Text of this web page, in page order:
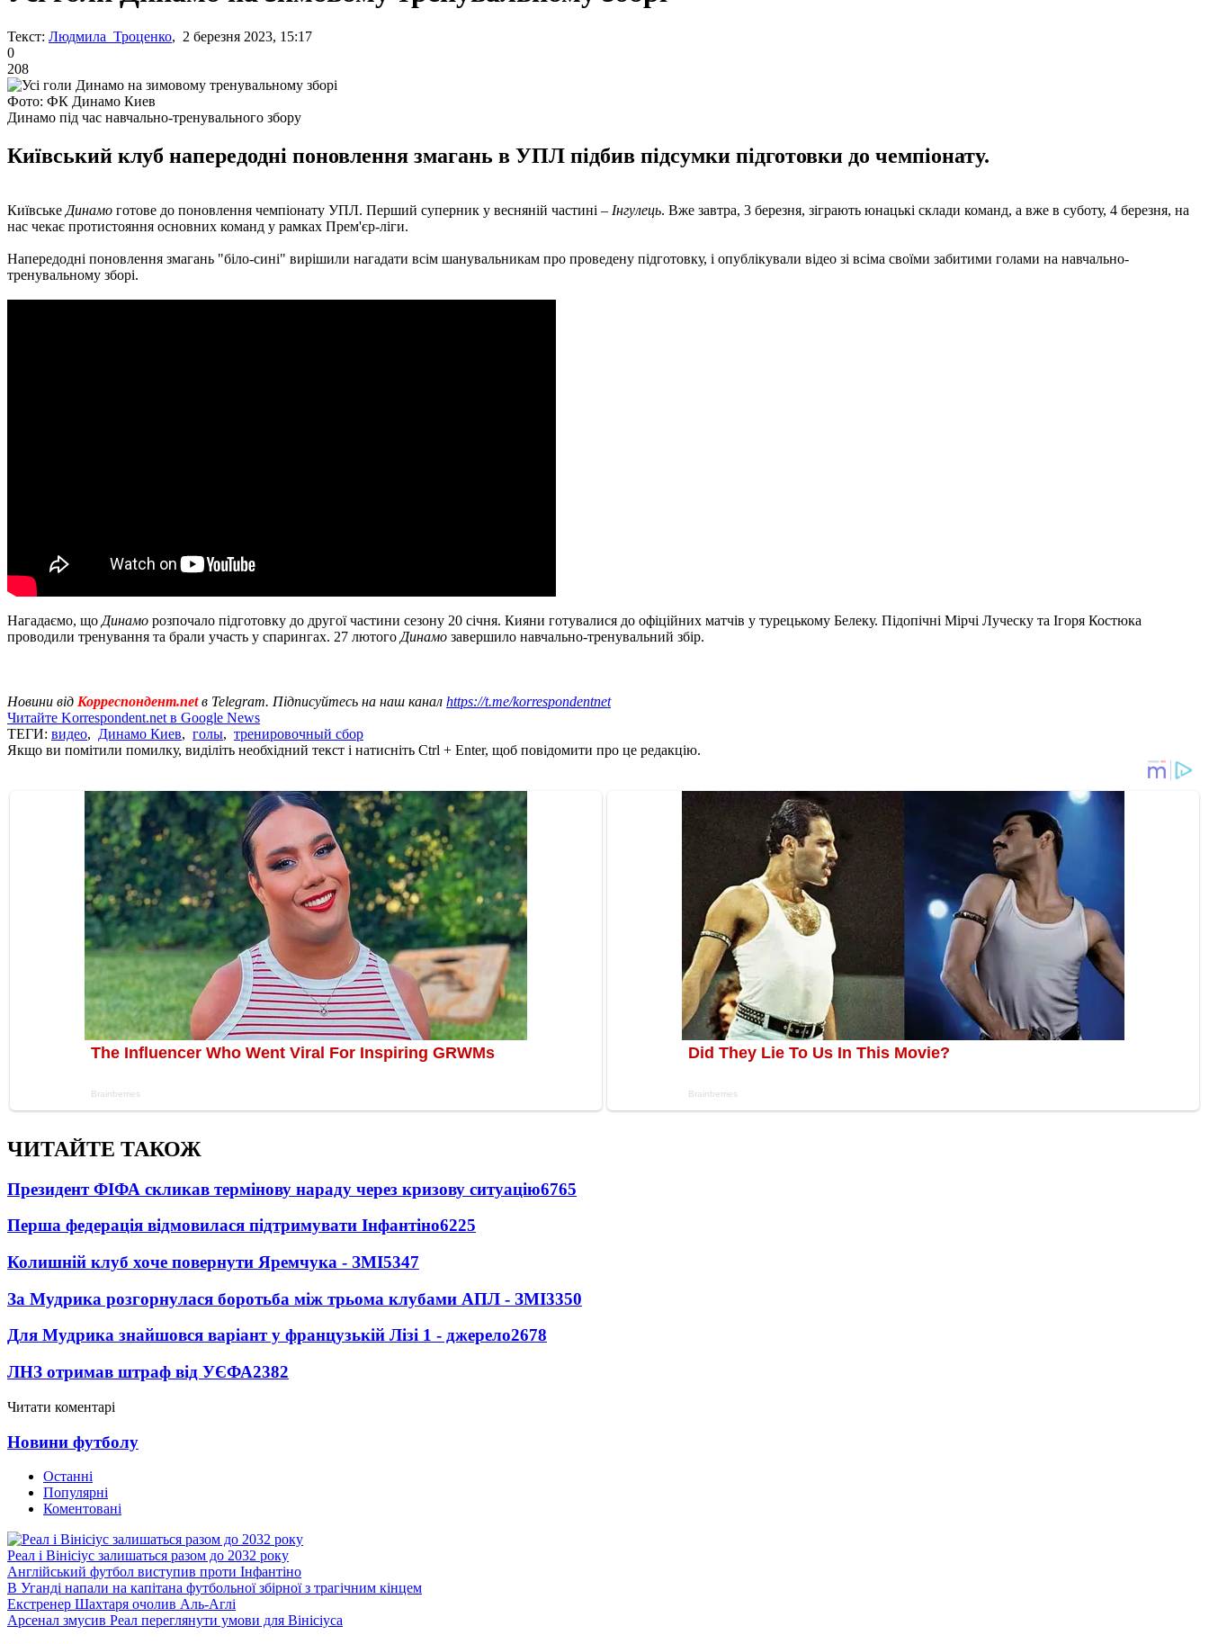
Текст: Людмила Троценко, 2 березня 2023, 15:17
0
208
Фото: ФК Динамо Киев
Динамо під час навчально-тренувального збору
Київський клуб напередодні поновлення змагань в УПЛ підбив підсумки підготовки до чемпіонату.
Київське Динамо готове до поновлення чемпіонату УПЛ. Перший суперник у весняній частині – Інгулець. Вже завтра, 3 березня, зіграють юнацькі склади команд, а вже в суботу, 4 березня, на
нас чекає протистояння основних команд у рамках Прем'єр-ліги.
Напередодні поновлення змагань "біло-сині" вирішили нагадати всім шанувальникам про проведену підготовку, і опублікували відео зі всіма своїми забитими голами на навчально-
тренувальному зборі.
Нагадаємо, що Динамо розпочало підготовку до другої частини сезону 20 січня. Кияни готувалися до офіційних матчів у турецькому Белеку. Підопічні Мірчі Луческу та Ігоря Костюка
проводили тренування та брали участь у спарингах. 27 лютого Динамо завершило навчально-тренувальний збір.
Новини від Корреспондент.netв Telegram. Підписуйтесь на наш канал https://t.me/korrespondentnet
Читайте Korrespondent.net в Google News
ТЕГИ: видео, Динамо Киев, голы, тренировочный сбор
Якщо ви помітили помилку, виділіть необхідний текст і натисніть Ctrl + Enter, щоб повідомити про це редакцію.
ЧИТАЙТЕ ТАКОЖ
Президент ФІФА скликав термінову нараду через кризову ситуацію6765
Перша федерація відмовилася підтримувати Інфантіно6225
Колишній клуб хоче повернути Яремчука - ЗМІ5347
За Мудрика розгорнулася боротьба між трьома клубами АПЛ - ЗМІ3350
Для Мудрика знайшовся варіант у французькій Лізі 1 - джерело2678
ЛНЗ отримав штраф від УЄФА2382
Читати коментарі
Новини футболу
Останні
Популярні
Коментовані
Реал і Вінісіус залишаться разом до 2032 року
Англійський футбол виступив проти Інфантіно
В Уганді напали на капітана футбольної збірної з трагічним кінцем
Екстренер Шахтаря очолив Аль-Аглі
Арсенал змусив Реал переглянути умови для Вінісіуса